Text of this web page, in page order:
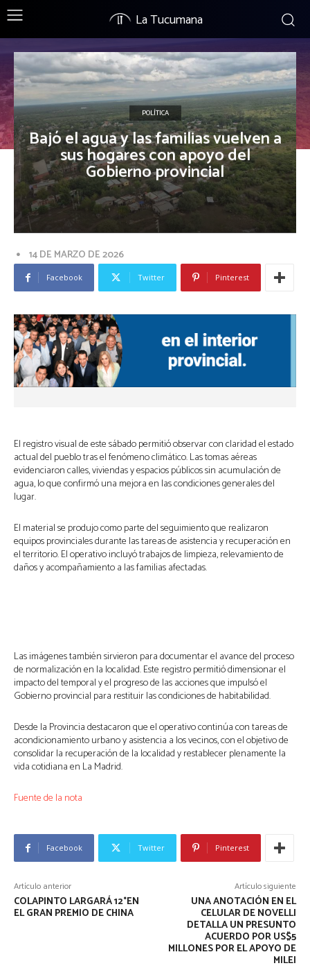
La Tucumana
POLÍTICA
Bajó el agua y las familias vuelven a
sus hogares con apoyo del
Gobierno provincial
14 DE MARZO DE 2026
Facebook Twitter Pinterest
El registro visual de este sábado permitió observar con claridad el estado
actual del pueblo tras el fenómeno climático. Las tomas aéreas
evidenciaron calles, viviendas y espacios públicos sin acumulación de
agua, lo que confirmó una mejora en las condiciones generales del
lugar.
El material se produjo como parte del seguimiento que realizaron
equipos provinciales durante las tareas de asistencia y recuperación en
el territorio. El operativo incluyó trabajos de limpieza, relevamiento de
daños y acompañamiento a las familias afectadas.
Las imágenes también sirvieron para documentar el avance del proceso
de normalización en la localidad. Este registro permitió dimensionar el
impacto del temporal y el progreso de las acciones que impulsó el
Gobierno provincial para restituir las condiciones de habitabilidad.
Desde la Provincia destacaron que el operativo continúa con tareas de
acondicionamiento urbano y asistencia a los vecinos, con el objetivo de
consolidar la recuperación de la localidad y restablecer plenamente la
vida cotidiana en La Madrid.
Fuente de la nota
Facebook Twitter Pinterest
Artículo anterior
COLAPINTO LARGARÁ 12°EN
EL GRAN PREMIO DE CHINA
Artículo siguiente
UNA ANOTACIÓN EN EL
CELULAR DE NOVELLI
DETALLA UN PRESUNTO
ACUERDO POR US$5
MILLONES POR EL APOYO DE
MILEI